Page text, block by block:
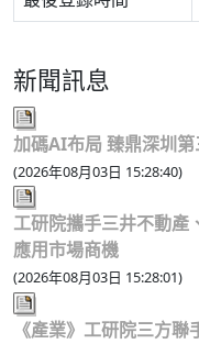
新聞訊息
加碼AI布局 臻鼎深圳
(2026年08月03日 15:28:40)
工研院攜手三井不動產
應用市場商機
(2026年08月03日 15:28:01)
《產業》工研院三方